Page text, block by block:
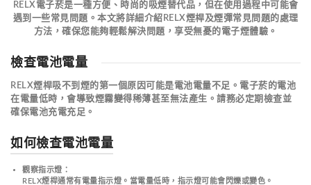
RELX電子菸是一種方便、時尚的吸煙替代品，但在使用過程中可能會
遇到一些常見問題。本文將詳細介紹RELX煙桿及煙彈常見問題的處理
方法，確保您能夠輕鬆解決問題，享受無憂的電子煙體驗。
檢查電池電量
RELX煙桿吸不到煙的第一個原因可能是電池電量不足。電子菸的電池
在電量低時，會導致煙霧變得稀薄甚至無法產生。 請務必定期檢查並
確保電池充電充足 。
如何檢查電池電量
觀察指示燈 ：
RELX煙桿通常有電量指示燈。當電量低時，指示燈可能會閃爍或變色。